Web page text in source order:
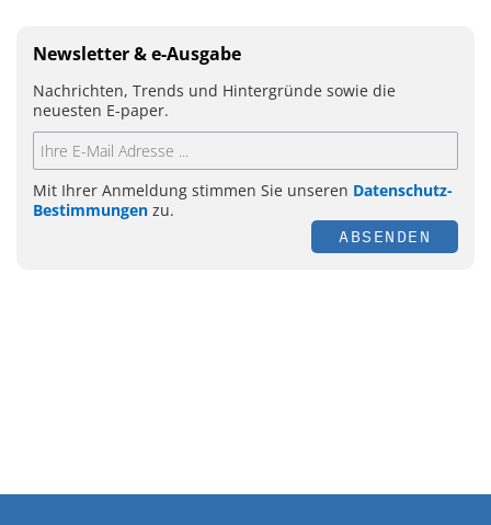
Newsletter & e-Ausgabe
Nachrichten, Trends und Hintergründe sowie die
neuesten E-paper.
Mit Ihrer Anmeldung stimmen Sie unseren Datenschutz-
Bestimmungen zu.
ABSENDEN